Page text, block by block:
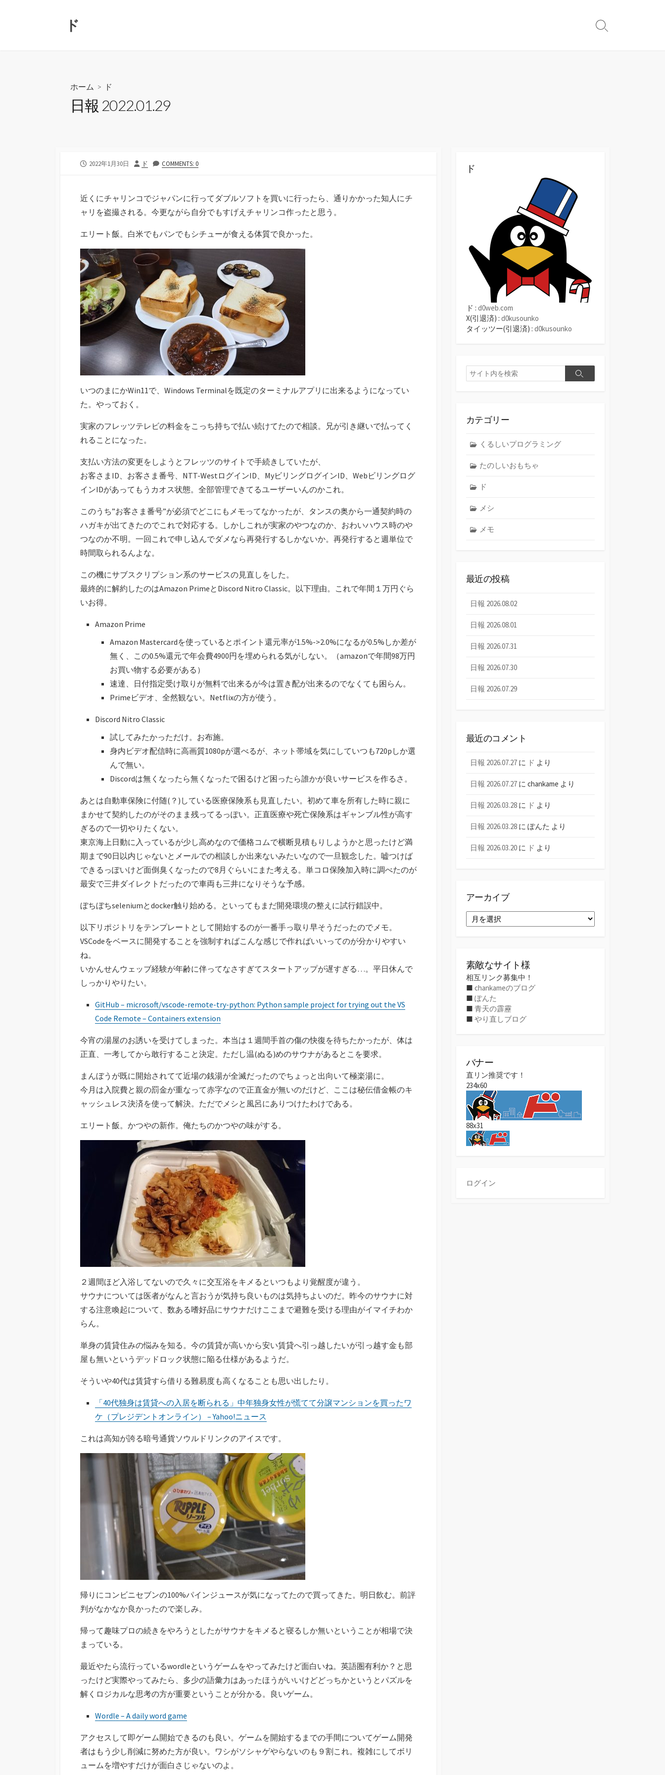
ド
検
ホーム > ド
日報 2022.01.29
公
2022年1月30日
投
ド COMMENTS: 0
近くにチャリンコでジャパンに行ってダブルソフトを買いに行ったら、通りかかった知人にチ
ャリを盗撮される。今更ながら自分でもすげえチャリンコ作ったと思う。
エリート飯。白米でもパンでもシチューが食える体質で良かった。
いつのまにかWin11で、Windows Terminalを既定のターミナルアプリに出来るようになってい
た。やっておく。
実家のフレッツテレビの料金をこっち持ちで払い続けてたので相談。兄が引き継いで払ってく
れることになった。
支払い方法の変更をしようとフレッツのサイトで手続きしていたが、
お客さまID、お客さま番号、NTT-WestログインID、MyビリングログインID、Webビリングログ
インIDがあってもうカオス状態。全部管理できてるユーザーいんのかこれ。
このうち”お客さま番号”が必須でどこにもメモってなかったが、タンスの奥から一通契約時の
ハガキが出てきたのでこれで対応する。しかしこれが実家のやつなのか、おわいハウス時のや
つなのか不明。一回これで申し込んでダメなら再発行するしかないか。再発行すると週単位で
時間取られるんよな。
この機にサブスクリプション系のサービスの見直しをした。
最終的に解約したのはAmazon PrimeとDiscord Nitro Classic。以下理由。これで年間１万円ぐら
いお得。
Amazon Prime
Amazon Mastercardを使っているとポイント還元率が1.5%->2.0%になるが0.5%しか差が
無く、この0.5%還元で年会費4900円を埋められる気がしない。（amazonで年間98万円
お買い物する必要がある）
速達、日付指定受け取りが無料で出来るが今は置き配が出来るのでなくても困らん。
Primeビデオ、全然観ない。Netflixの方が使う。
Discord Nitro Classic
試してみたかっただけ。お布施。
身内ビデオ配信時に高画質1080pが選べるが、ネット帯域を気にしていつも720pしか選
んで無い。
Discordは無くなったら無くなったで困るけど困ったら誰かが良いサービスを作るさ。
あとは自動車保険に付随(？)している医療保険系も見直したい。初めて車を所有した時に親に
まかせて契約したのがそのまま残ってるっぽい。正直医療や死亡保険系はギャンブル性が高す
ぎるので一切やりたくない。
東京海上日動に入っているが少し高めなので価格コムで横断見積もりしようかと思ったけど満
期まで90日以内じゃないとメールでの相談しか出来ないみたいなので一旦観念した。嘘つけば
できるっぽいけど面倒臭くなったので8月ぐらいにまた考える。単コロ保険加入時に調べたのが
最安で三井ダイレクトだったので車両も三井になりそうな予感。
ぼちぼちseleniumとdocker触り始める。といってもまだ開発環境の整えに試行錯誤中。
以下リポジトリをテンプレートとして開始するのが一番手っ取り早そうだったのでメモ。
VSCodeをベースに開発することを強制すればこんな感じで作ればいいってのが分かりやすい
ね。
いかんせんウェッブ経験が年齢に伴ってなさすぎてスタートアップが遅すぎる…。平日休んで
しっかりやりたい。
GitHub – microsoft/vscode-remote-try-python: Python sample project for trying out the VS
Code Remote – Containers extension
今宵の湯屋のお誘いを受けてしまった。本当は１週間手首の傷の快復を待ちたかったが、体は
正直、一考してから敢行すること決定。ただし温(ぬる)めのサウナがあるとこを要求。
まんぼうが既に開始されてて近場の銭湯が全滅だったのでちょっと出向いて極楽湯に。
今月は入院費と親の罰金が重なって赤字なので正直金が無いのだけど、ここは秘伝借金帳のキ
ャッシュレス決済を使って解決。ただでメシと風呂にありつけたわけである。
エリート飯。かつやの新作。俺たちのかつやの味がする。
２週間ほど入浴してないので久々に交互浴をキメるといつもより覚醒度が違う。
サウナについては医者がなんと言おうが気持ち良いものは気持ちよいのだ。昨今のサウナに対
する注意喚起について、数ある嗜好品にサウナだけここまで避難を受ける理由がイマイチわか
らん。
単身の賃貸住みの悩みを知る。今の賃貸が高いから安い賃貸へ引っ越したいが引っ越す金も部
屋も無いというデッドロック状態に陥る仕様があるようだ。
そういや40代は賃貸すら借りる難易度も高くなることも思い出したり。
「40代独身は賃貸への入居を断られる」中年独身女性が慌てて分譲マンションを買ったワ
ケ（プレジデントオンライン） – Yahoo!ニュース
これは高知が誇る暗号通貨ソウルドリンクのアイスです。
帰りにコンビニセブンの100%パインジュースが気になってたので買ってきた。明日飲む。前評
判がなかなか良かったので楽しみ。
帰って趣味プロの続きをやろうとしたがサウナをキメると寝るしか無いということが相場で決
まっている。
最近やたら流行っているwordleというゲームをやってみたけど面白いね。英語圏有利か？と思
ったけど実際やってみたら、多少の語彙力はあったほうがいいけどどっちかというとパズルを
解くロジカルな思考の方が重要ということが分かる。良いゲーム。
Wordle – A daily word game
アクセスして即ゲーム開始できるのも良い。ゲームを開始するまでの手間についてゲーム開発
者はもう少し削減に努めた方が良い。ワシがソシャゲやらないのも９割これ。複雑にしてボリ
ュームを増やすだけが面白さじゃないのよ。
ド
ド : d0web.com
X(引退済) : d0kusounko
タイッツー(引退済) : d0kusounko
検
索
検
カテゴリー
くるしいプログラミング
たのしいおもちゃ
ド
メシ
メモ
最近の投稿
日報 2026.08.02
日報 2026.08.01
日報 2026.07.31
日報 2026.07.30
日報 2026.07.29
最近のコメント
日報 2026.07.27 に ド より
日報 2026.07.27 に chankame より
日報 2026.03.28 に ド より
日報 2026.03.28 に ぽんた より
日報 2026.03.20 に ド より
アーカイブ
ー
素敵なサイト様
相互リンク募集中！
■ chankameのブログ
■ ぽんた
■ 青天の霹靂
■ やり直しブログ
バナー
直リン推奨です！
234x60
88x31
ログイン